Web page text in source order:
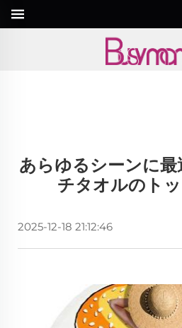
あらゆるシーンに
チタオルのト
2025-12-18 21:12:46